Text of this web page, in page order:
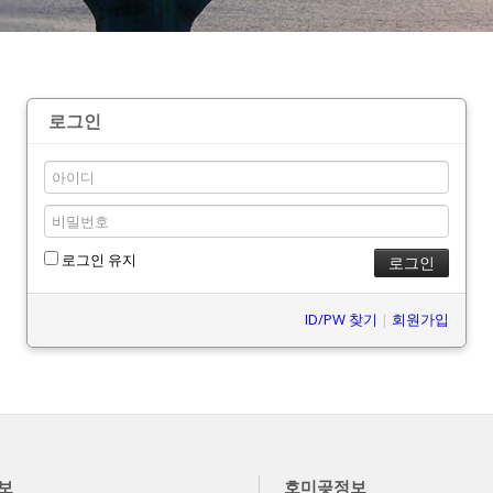
로그인
로그인 유지
ID/PW 찾기 | 회원가입
호미곶정보